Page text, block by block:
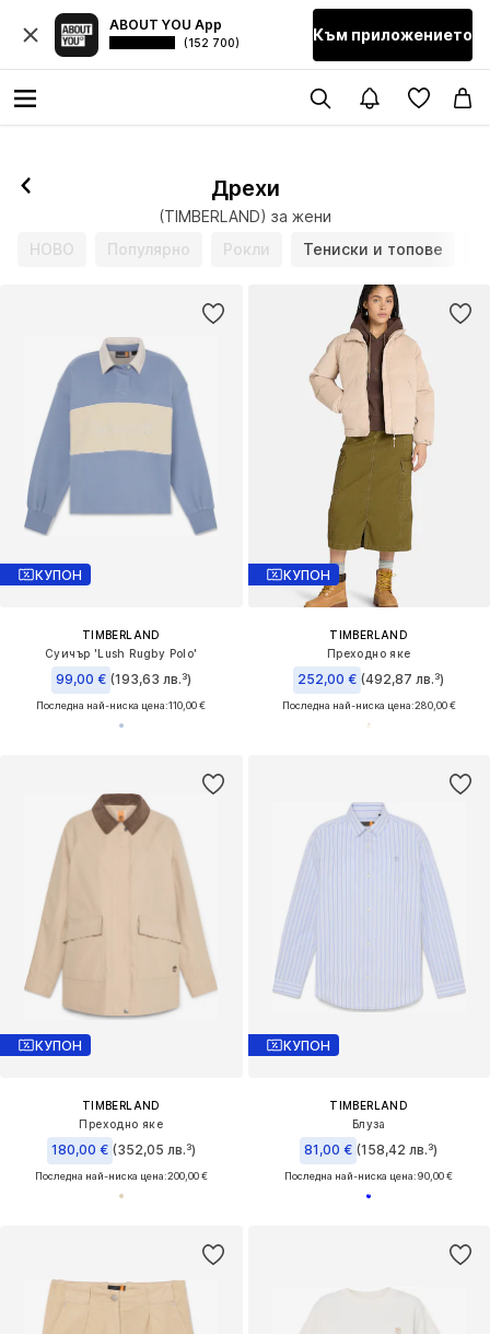
ABOUT YOU App
(152 700) Към приложението
Дрехи
(TIMBERLAND) за жени
НОВО
Популярно Рокли Тениски и топове
КУПОН
TIMBERLAND
Суичър 'Lush Rugby Polo'
99,00 € (193,63 лв.³)
Последна най-ниска цена:110,00 €
КУПОН
TIMBERLAND
Преходно яке
252,00 € (492,87 лв.³)
Последна най-ниска цена:280,00 €
КУПОН
TIMBERLAND
Преходно яке
180,00 € (352,05 лв.³)
Последна най-ниска цена:200,00 €
КУПОН
TIMBERLAND
Блуза
81,00 € (158,42 лв.³)
Последна най-ниска цена:90,00 €